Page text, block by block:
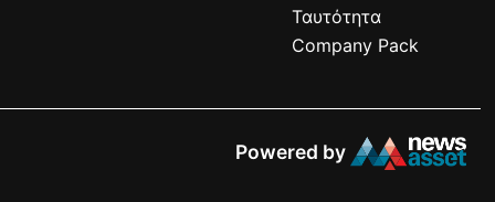
Ταυτότητα
Company Pack
Powered by